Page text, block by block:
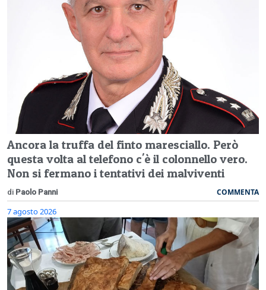
Ancora la truffa del finto maresciallo. Però
questa volta al telefono c'è il colonnello vero.
Non si fermano i tentativi dei malviventi
di Paolo Panni COMMENTA
7 agosto 2026